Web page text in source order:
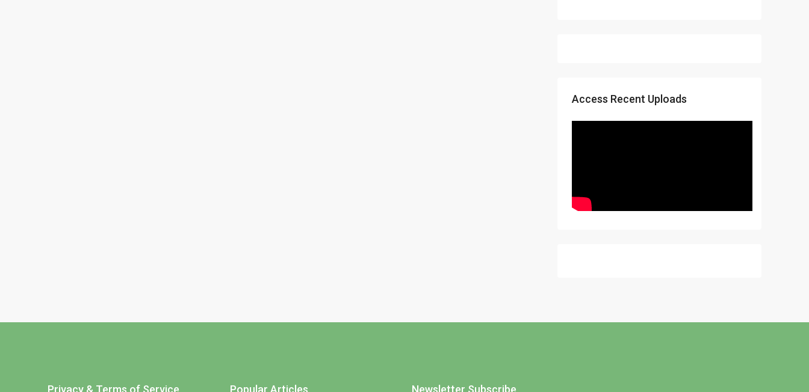
Access Recent Uploads
Privacy & Terms of Service Popular Articles Newsletter Subscribe